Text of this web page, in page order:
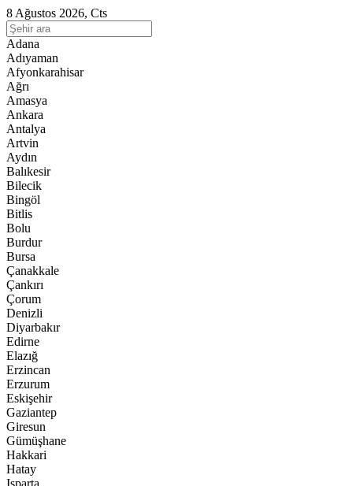
8 Ağustos 2026, Cts
Adana
Adıyaman
Afyonkarahisar
Ağrı
Amasya
Ankara
Antalya
Artvin
Aydın
Balıkesir
Bilecik
Bingöl
Bitlis
Bolu
Burdur
Bursa
Çanakkale
Çankırı
Çorum
Denizli
Diyarbakır
Edirne
Elazığ
Erzincan
Erzurum
Eskişehir
Gaziantep
Giresun
Gümüşhane
Hakkari
Hatay
Isparta